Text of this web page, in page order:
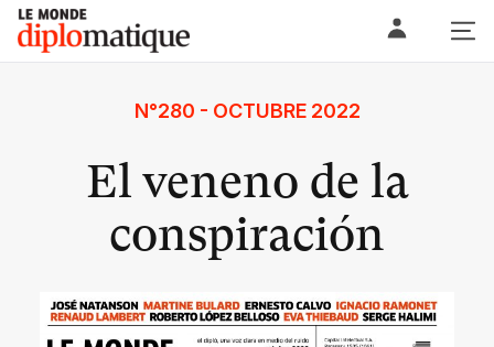
Skip
content
Le monde diplomatique
N°280 - OCTUBRE 2022
El veneno de la
conspiración